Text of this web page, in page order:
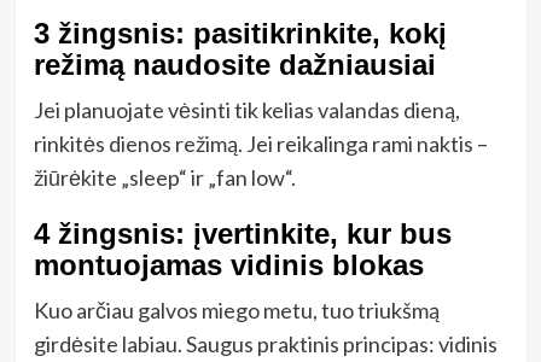
3 žingsnis: pasitikrinkite, kokį
režimą naudosite dažniausiai
Jei planuojate vėsinti tik kelias valandas dieną,
rinkitės dienos režimą. Jei reikalinga rami naktis –
žiūrėkite „sleep“ ir „fan low“.
4 žingsnis: įvertinkite, kur bus
montuojamas vidinis blokas
Kuo arčiau galvos miego metu, tuo triukšmą
girdėsite labiau. Saugus praktinis principas: vidinis